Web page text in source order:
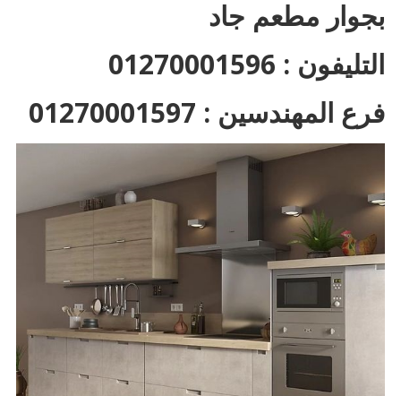
بجوار مطعم جاد
التليفون : 01270001596
فرع المهندسين : 01270001597